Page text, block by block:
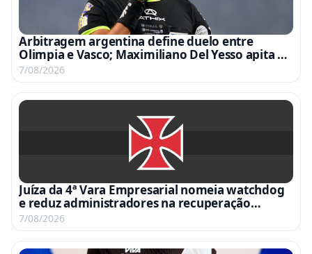
Arbitragem argentina define duelo entre
Olimpia e Vasco; Maximiliano Del Yesso apita e
Germán Delfino comanda o VAR
7/08/2026
Juíza da 4ª Vara Empresarial nomeia watchdog
e reduz administradores na recuperação
judicial
7/08/2026